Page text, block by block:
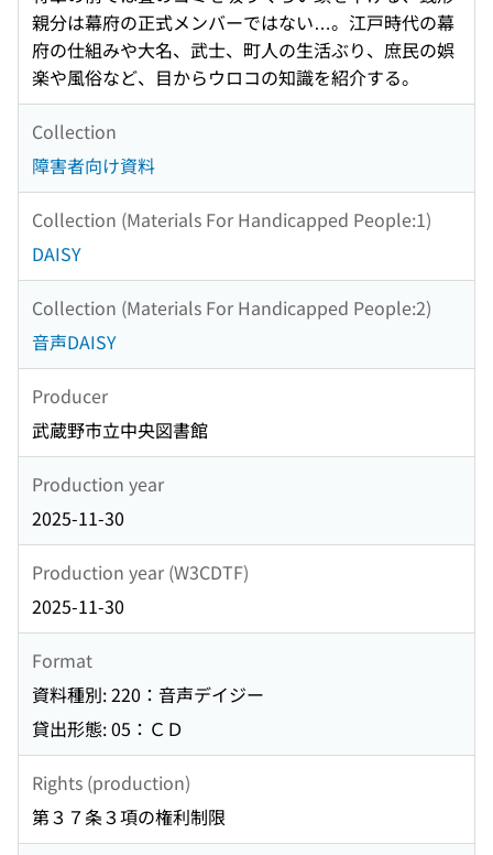
親分は幕府の正式メンバーではない…。江戸時代の幕
府の仕組みや大名、武士、町人の生活ぶり、庶民の娯
楽や風俗など、目からウロコの知識を紹介する。
Collection
障害者向け資料
Collection (Materials For Handicapped People:1)
DAISY
Collection (Materials For Handicapped People:2)
音声DAISY
Producer
武蔵野市立中央図書館
Production year
2025-11-30
Production year (W3CDTF)
2025-11-30
Format
資料種別: 220：音声デイジー
貸出形態: 05：ＣＤ
Rights (production)
第３７条３項の権利制限